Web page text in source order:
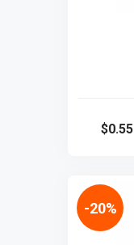
$0.55
-20%